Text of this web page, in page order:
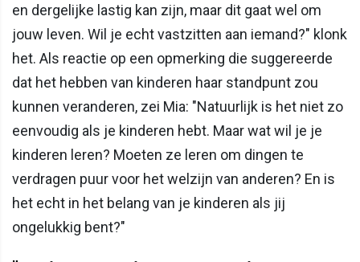
en dergelijke lastig kan zijn, maar dit gaat wel om
jouw leven. Wil je echt vastzitten aan iemand?" klonk
het. Als reactie op een opmerking die suggereerde
dat het hebben van kinderen haar standpunt zou
kunnen veranderen, zei Mia: "Natuurlijk is het niet zo
eenvoudig als je kinderen hebt. Maar wat wil je je
kinderen leren? Moeten ze leren om dingen te
verdragen puur voor het welzijn van anderen? En is
het echt in het belang van je kinderen als jij
ongelukkig bent?"